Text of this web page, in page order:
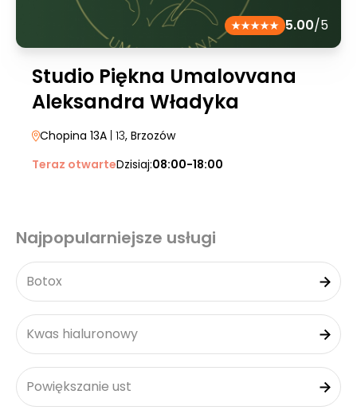
5.00/5
Studio Piękna Umalovvana
Aleksandra Władyka
Chopina 13A | 13, Brzozów
Teraz otwarteDzisiaj:08:00-18:00
Najpopularniejsze usługi
Botox
Kwas hialuronowy
Powiększanie ust